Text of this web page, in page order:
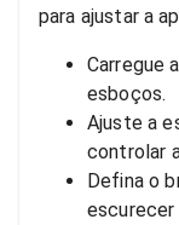
para ajustar a
Carregue
esboços.
Ajuste a
controlar
Defina o
escurecer